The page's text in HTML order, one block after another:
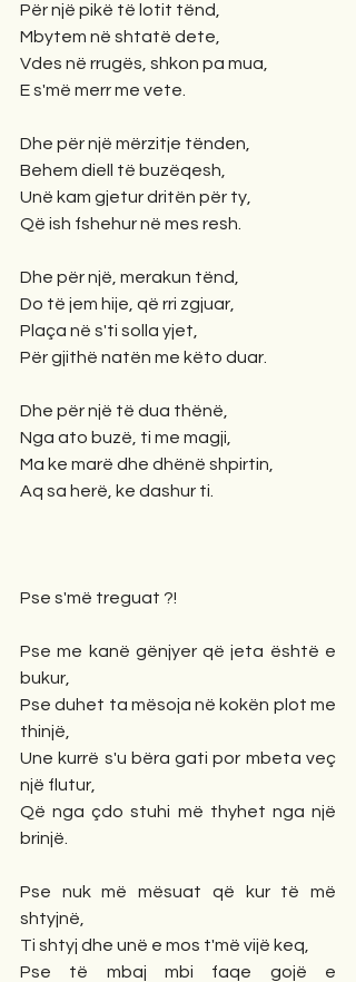
Për një pikë të lotit tënd,
Mbytem në shtatë dete,
Vdes në rrugës, shkon pa mua,
E s'më merr me vete.
Dhe për një mërzitje tënden,
Behem diell të buzëqesh,
Unë kam gjetur dritën për ty,
Që ish fshehur në mes resh.
Dhe për një, merakun tënd,
Do të jem hije, që rri zgjuar,
Plaça në s'ti solla yjet,
Për gjithë natën me këto duar.
Dhe për një të dua thënë,
Nga ato buzë, ti me magji,
Ma ke marë dhe dhënë shpirtin,
Aq sa herë, ke dashur ti.
Pse s'më treguat ?!
Pse me kanë gënjyer që jeta është e
bukur,
Pse duhet ta mësoja në kokën plot me
thinjë,
Une kurrë s'u bëra gati por mbeta veç
një flutur,
Që nga çdo stuhi më thyhet nga një
brinjë.
Pse nuk më mësuat që kur të më
shtyjnë,
Ti shtyj dhe unë e mos t'më vijë keq,
Pse të mbaj mbi faqe gojë e